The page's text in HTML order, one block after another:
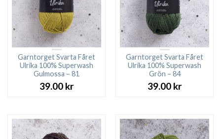
Garntorget Svarta Fåret
Ulrika 100% Superwash
Gulmossa – 81
39.00 kr
Garntorget Svarta Fåret
Ulrika 100% Superwash
Grön – 84
39.00 kr